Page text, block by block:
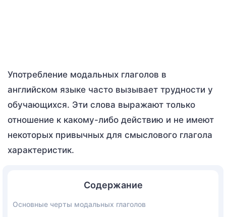
Употребление модальных глаголов в
английском языке часто вызывает трудности у
обучающихся. Эти слова выражают только
отношение к какому-либо действию и не имеют
некоторых привычных для смыслового глагола
характеристик.
Содержание
Основные черты модальных глаголов